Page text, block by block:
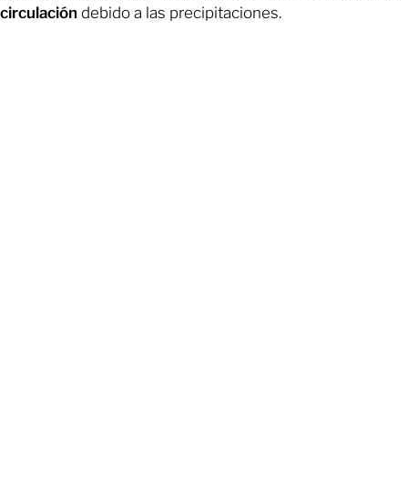
circulación debido a las precipitaciones.